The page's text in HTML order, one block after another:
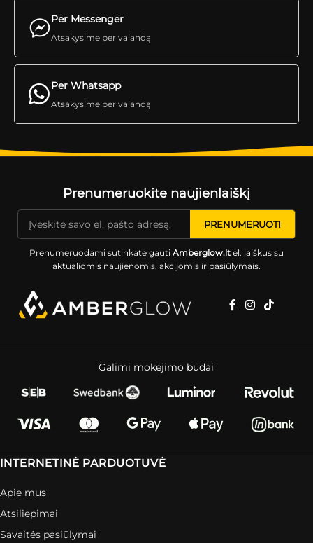
Per Messenger
Atsakysime per valandą
Per Whatsapp
Atsakysime per valandą
Prenumeruokite naujienlaiškį
Prenumeruodami sutinkate gauti Amberglow.ltel. laiškus su
aktualiomis naujienomis, akcijomis ir pasiūlymais.
Galimi mokėjimo būdai
INTERNETINĖ PARDUOTUVĖ
Apie mus
Atsiliepimai
Savaitės pasiūlymai